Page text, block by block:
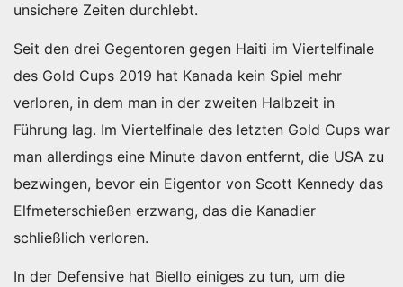
unsichere Zeiten durchlebt.
Seit den drei Gegentoren gegen Haiti im Viertelfinale
des Gold Cups 2019 hat Kanada kein Spiel mehr
verloren, in dem man in der zweiten Halbzeit in
Führung lag. Im Viertelfinale des letzten Gold Cups war
man allerdings eine Minute davon entfernt, die USA zu
bezwingen, bevor ein Eigentor von Scott Kennedy das
Elfmeterschießen erzwang, das die Kanadier
schließlich verloren.
In der Defensive hat Biello einiges zu tun, um die